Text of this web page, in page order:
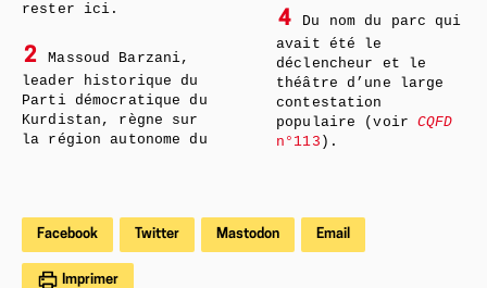
rester ici.
2
Massoud Barzani,
leader historique du
Parti démocratique du
Kurdistan, règne sur
la région autonome du
4
Du nom du parc qui
avait été le
déclencheur et le
théâtre d’une large
contestation
populaire (voirCQFD
n°113 ).
Facebook Twitter Mastodon Email
Imprimer